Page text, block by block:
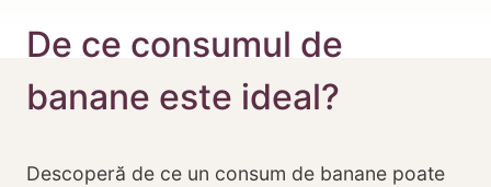
De ce consumul de
banane este ideal?
Descoperă de ce un consum de banane poate